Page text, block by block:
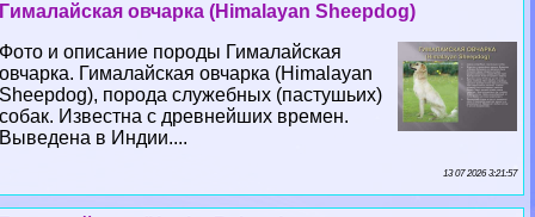
Гималайская овчарка (Himalayan Sheepdog)
Фото и описание породы Гималайская
овчарка. Гималайская овчарка (Himalayan
Sheepdog), порода служебных (пастушьих)
собак. Известна с древнейших времен.
Выведена в Индии....
13 07 2026 3:21:57